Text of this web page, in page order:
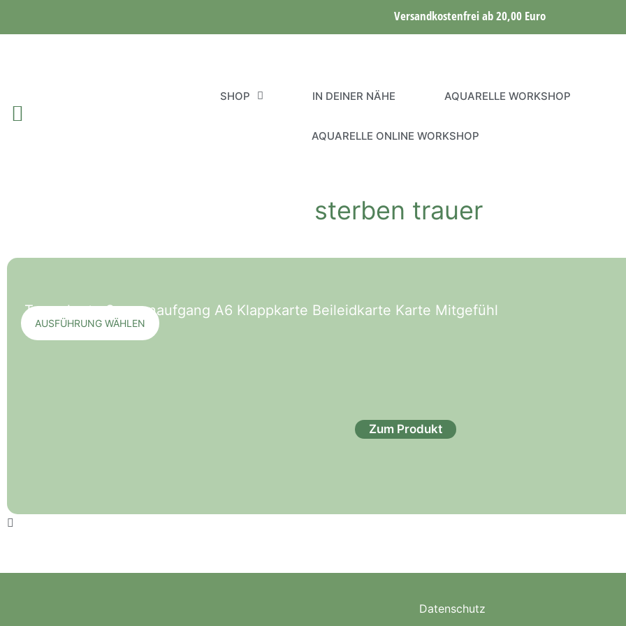
Versandkostenfrei ab 20,00 Euro
SHOP IN DEINER NÄHE AQUARELLE WORKSHOP
AQUARELLE ONLINE WORKSHOP
sterben trauer
Trauerkarte Sonnenaufgang A6 Klappkarte Beileidkarte Karte Mitgefühl
AUSFÜHRUNG WÄHLEN
Zum Produkt
Datenschutz